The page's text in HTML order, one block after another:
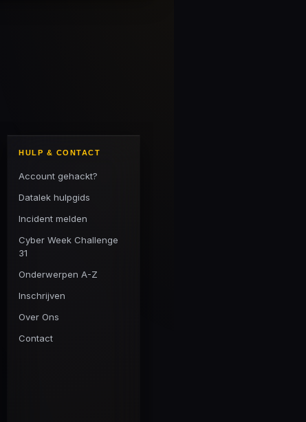
HULP & CONTACT
Account gehackt?
Datalek hulpgids
Incident melden
Cyber Week Challenge
31
Onderwerpen A-Z
Inschrijven
Over Ons
Contact